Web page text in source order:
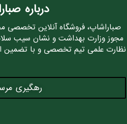
درباره
صباراشاپ، فروشگاه آنلاین تخصصی
مجوز وزارت بهداشت و نشان سیب
نظارت علمی تیم تخصصی و با تضمین
رهگیری